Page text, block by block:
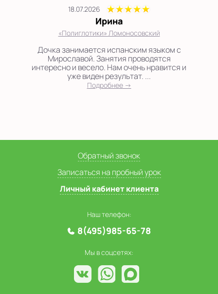
18.07.2026
Ирина
«Полиглотики» Ломоносовский
Дочка занимается испанским языком с
Мирославой. Занятия проводятся
интересно и весело. Нам очень нравится и
уже виден результат. ...
Подробнее →
Обратный звонок
Записаться на пробный урок
Личный кабинет клиента
Наш телефон:
8(495)985-65-78
Мы в соцсетях: